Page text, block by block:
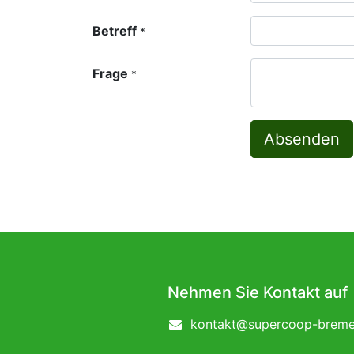
Betreff *
Frage *
Absenden
Nehmen Sie Kontakt auf
kontakt@supercoop-